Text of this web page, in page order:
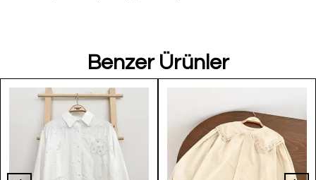
Benzer Ürünler